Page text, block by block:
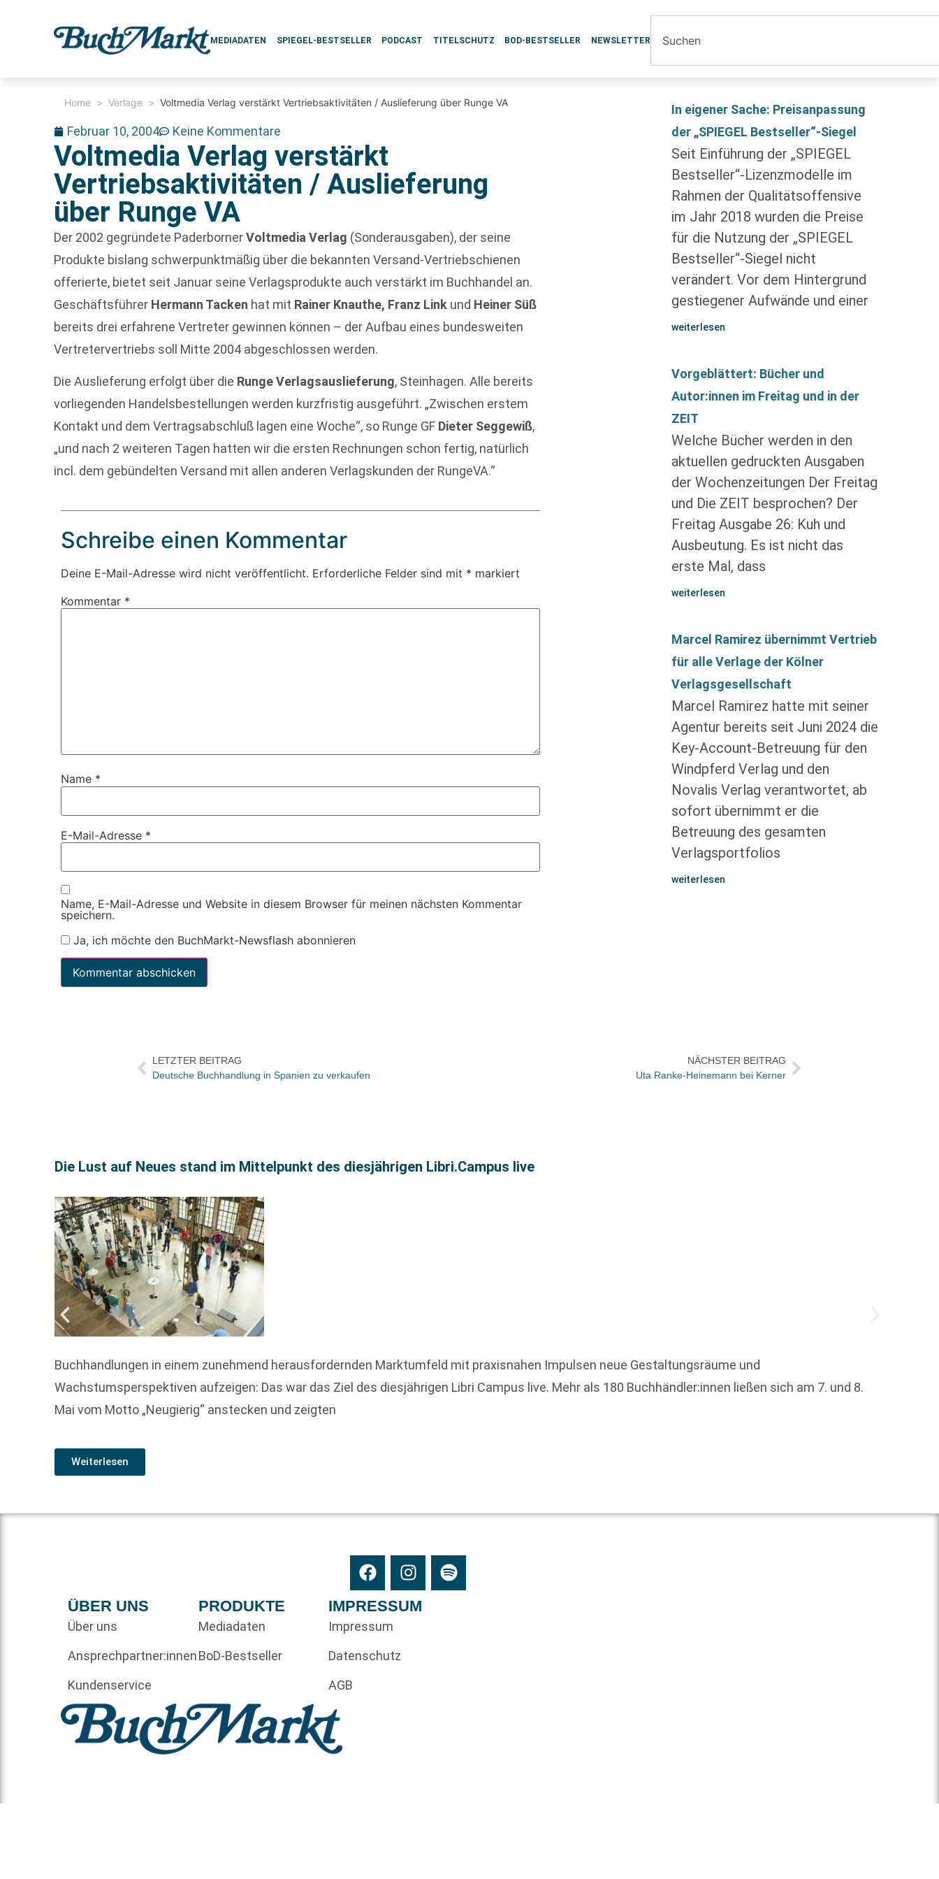
MEDIADATEN SPIEGEL-BESTSELLER PODCAST TITELSCHUTZ BOD-BESTSELLER NEWSLETTER
Home > Verlage > Voltmedia Verlag verstärkt Vertriebsaktivitäten / Auslieferung über Runge VA
Februar 10, 2004 Keine Kommentare
Voltmedia Verlag verstärkt
Vertriebsaktivitäten / Auslieferung
über Runge VA
Der 2002 gegründete PaderbornerVoltmedia Verlag (Sonderausgaben), der seine
Produkte bislang schwerpunktmäßig über die bekannten Versand-Vertriebschienen
offerierte, bietet seit Januar seine Verlagsprodukte auch verstärkt im Buchhandel an.
Geschäftsführer Hermann Tacken hat mit Rainer Knauthe, Franz Link und Heiner Süß
bereits drei erfahrene Vertreter gewinnen können – der Aufbau eines bundesweiten
Vertretervertriebs soll Mitte 2004 abgeschlossen werden.
Die Auslieferung erfolgt über die Runge Verlagsauslieferung, Steinhagen. Alle bereits
vorliegenden Handelsbestellungen werden kurzfristig ausgeführt. „Zwischen erstem
Kontakt und dem Vertragsabschluß lagen eine Woche“, so Runge GF Dieter Seggewiß,
„und nach 2 weiteren Tagen hatten wir die ersten Rechnungen schon fertig, natürlich
incl. dem gebündelten Versand mit allen anderen Verlagskunden der RungeVA.“
Schreibe einen Kommentar
Deine E-Mail-Adresse wird nicht veröffentlicht. Erforderliche Felder sind mit * markiert
Kommentar *
Name *
E-Mail-Adresse *
Name, E-Mail-Adresse und Website in diesem Browser für meinen nächsten Kommentar
speichern.
Ja, ich möchte den BuchMarkt-Newsflash abonnieren
In eigener Sache: Preisanpassung
der „SPIEGEL Bestseller“-Siegel
Seit Einführung der „SPIEGEL
Bestseller“-Lizenzmodelle im
Rahmen der Qualitätsoffensive
im Jahr 2018 wurden die Preise
für die Nutzung der „SPIEGEL
Bestseller“-Siegel nicht
verändert. Vor dem Hintergrund
gestiegener Aufwände und einer
weiterlesen
Vorgeblättert: Bücher und
Autor:innen im Freitag und in der
ZEIT
Welche Bücher werden in den
aktuellen gedruckten Ausgaben
der Wochenzeitungen Der Freitag
und Die ZEIT besprochen? Der
Freitag Ausgabe 26: Kuh und
Ausbeutung. Es ist nicht das
erste Mal, dass
weiterlesen
Marcel Ramirez übernimmt Vertrieb
für alle Verlage der Kölner
Verlagsgesellschaft
Marcel Ramirez hatte mit seiner
Agentur bereits seit Juni 2024 die
Key-Account-Betreuung für den
Windpferd Verlag und den
Novalis Verlag verantwortet, ab
sofort übernimmt er die
Betreuung des gesamten
Verlagsportfolios
weiterlesen
LETZTER BEITRAG
Deutsche Buchhandlung in Spanien zu verkaufen
NÄCHSTER BEITRAG
Uta Ranke-Heinemann bei Kerner
Die Lust auf Neues stand im Mittelpunkt des diesjährigen Libri.Campus live
Buchhandlungen in einem zunehmend herausfordernden Marktumfeld mit praxisnahen Impulsen neue Gestaltungsräume und
Wachstumsperspektiven aufzeigen: Das war das Ziel des diesjährigen Libri Campus live. Mehr als 180 Buchhändler:innen ließen sich am 7. und 8.
Mai vom Motto „Neugierig“ anstecken und zeigten
Weiterlesen
ÜBER UNS
Über uns
Ansprechpartner:innen
Kundenservice
PRODUKTE
Mediadaten
BoD-Bestseller
IMPRESSUM
Impressum
Datenschutz
AGB